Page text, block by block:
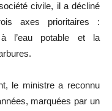
civile, il a décliné
axes prioritaires :
à l’eau potable et la
le ministre a reconnu
marquées par un